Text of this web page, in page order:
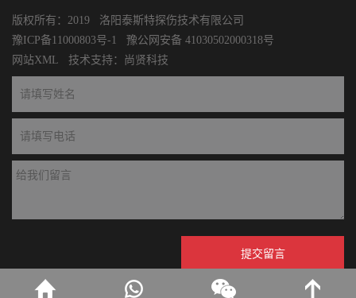
版权所有：2019 洛阳泰斯特探伤技术有限公司
豫ICP备11000803号-1
豫公网安备 41030502000318号
网站XML 技术支持： 尚贤科技
提交留言
* 请认证填写您的需求并提交，我们会尽快与您联系